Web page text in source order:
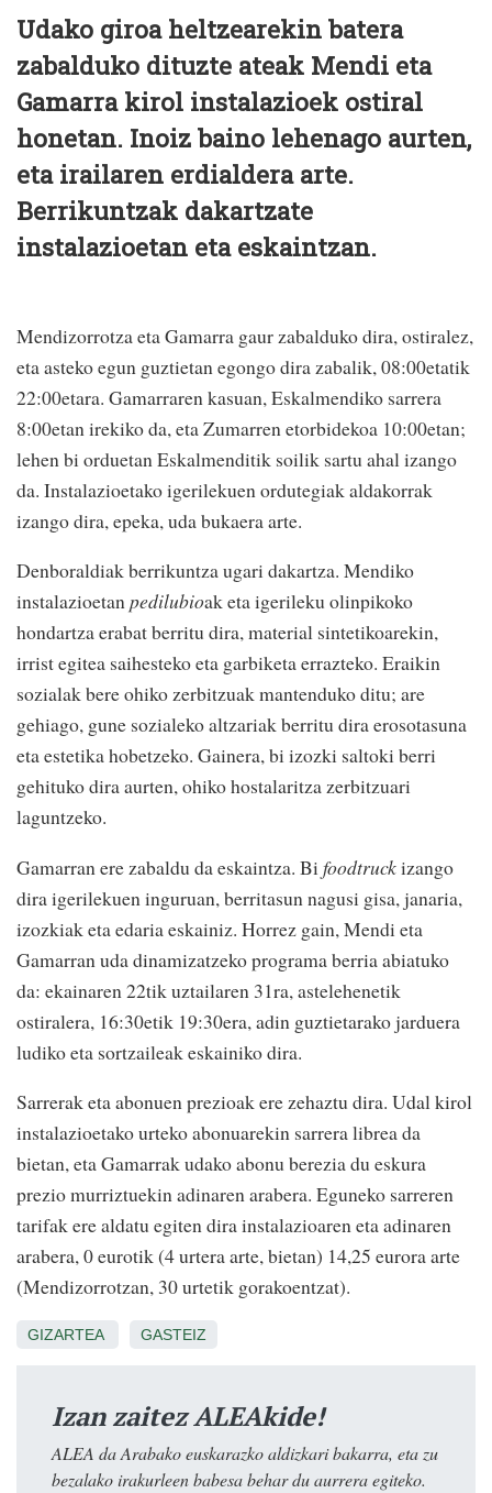
Udako giroa heltzearekin batera
zabalduko dituzte ateak Mendi eta
Gamarra kirol instalazioek ostiral
honetan. Inoiz baino lehenago aurten,
eta irailaren erdialdera arte.
Berrikuntzak dakartzate
instalazioetan eta eskaintzan.
Mendizorrotza eta Gamarra gaur zabalduko dira, ostiralez,
eta asteko egun guztietan egongo dira zabalik, 08:00etatik
22:00etara. Gamarraren kasuan, Eskalmendiko sarrera
8:00etan irekiko da, eta Zumarren etorbidekoa 10:00etan;
lehen bi orduetan Eskalmenditik soilik sartu ahal izango
da. Instalazioetako igerilekuen ordutegiak aldakorrak
izango dira, epeka, uda bukaera arte.
Denboraldiak berrikuntza ugari dakartza. Mendiko
instalazioetanpedilubioak eta igerileku olinpikoko
hondartza erabat berritu dira, material sintetikoarekin,
irrist egitea saihesteko eta garbiketa errazteko. Eraikin
sozialak bere ohiko zerbitzuak mantenduko ditu; are
gehiago, gune sozialeko altzariak berritu dira erosotasuna
eta estetika hobetzeko. Gainera, bi izozki saltoki berri
gehituko dira aurten, ohiko hostalaritza zerbitzuari
laguntzeko.
Gamarran ere zabaldu da eskaintza. Bifoodtruckizango
dira igerilekuen inguruan, berritasun nagusi gisa, janaria,
izozkiak eta edaria eskainiz. Horrez gain, Mendi eta
Gamarran uda dinamizatzeko programa berria abiatuko
da: ekainaren 22tik uztailaren 31ra, astelehenetik
ostiralera, 16:30etik 19:30era, adin guztietarako jarduera
ludiko eta sortzaileak eskainiko dira.
Sarrerak eta abonuen prezioak ere zehaztu dira. Udal kirol
instalazioetako urteko abonuarekin sarrera librea da
bietan, eta Gamarrak udako abonu berezia du eskura
prezio murriztuekin adinaren arabera. Eguneko sarreren
tarifak ere aldatu egiten dira instalazioaren eta adinaren
arabera, 0 eurotik (4 urtera arte, bietan) 14,25 eurora arte
(Mendizorrotzan, 30 urtetik gorakoentzat).
GIZARTEA GASTEIZ
Izan zaitez ALEAkide!
ALEA da Arabako euskarazko aldizkari bakarra, eta zu
bezalako irakurleen babesa behar du aurrera egiteko.